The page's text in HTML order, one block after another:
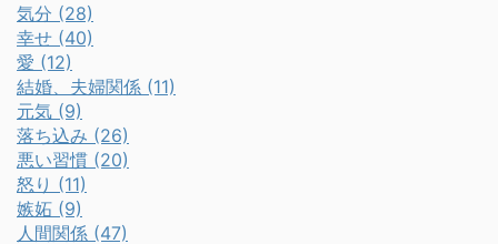
気分 (28)
幸せ (40)
愛 (12)
結婚、夫婦関係 (11)
元気 (9)
落ち込み (26)
悪い習慣 (20)
怒り (11)
嫉妬 (9)
人間関係 (47)